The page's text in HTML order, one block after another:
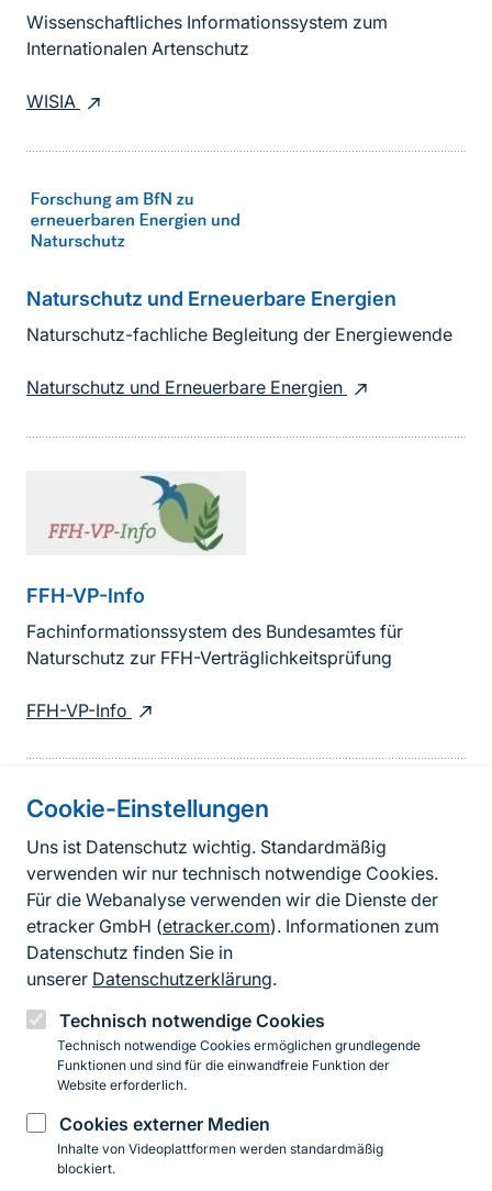
Cookie-Einstellungen
Uns ist Datenschutz wichtig. Standardmäßig
verwenden wir nur technisch notwendige Cookies.
Für die Webanalyse verwenden wir die Dienste der
etracker GmbH (etracker.com). Informationen zum
Datenschutz finden Sie in
unserer Datenschutzerklärung.
Technisch notwendige Cookies
Technisch notwendige Cookies ermöglichen grundlegende
Funktionen und sind für die einwandfreie Funktion der
Website erforderlich.
Cookies externer Medien
Inhalte von Videoplattformen werden standardmäßig
blockiert.
Wissenschaftliches Informationssystem zum
Internationalen Artenschutz
WISIA
Naturschutz und Erneuerbare Energien
Naturschutz-fachliche Begleitung der Energiewende
Naturschutz und Erneuerbare Energien
FFH-VP-Info
Fachinformationssystem des Bundesamtes für
Naturschutz zur FFH-Verträglichkeitsprüfung
FFH-VP-Info
Informationen zur Seite
FußzeileKontakt zum BfN
Kontaktformular
Erklärung zur Barrierefreiheit
Impressum
Datenschutz
InstagramFacebookYouTubeLinkedIn